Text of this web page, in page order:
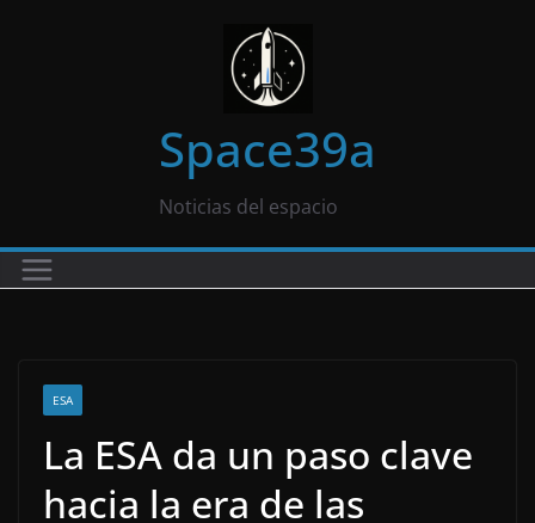
Space39a
Noticias del espacio
ESA
La ESA da un paso clave
hacia la era de las